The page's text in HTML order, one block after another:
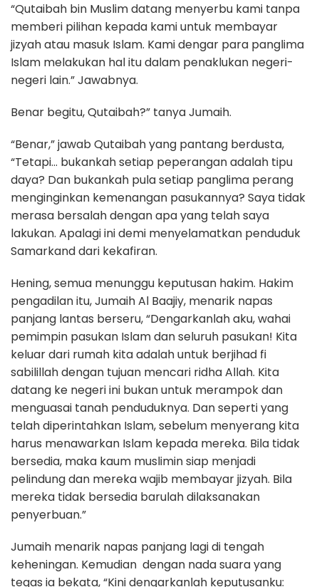
“Qutaibah bin Muslim datang menyerbu kami tanpa
memberi pilihan kepada kami untuk membayar
jizyah atau masuk Islam. Kami dengar para panglima
Islam melakukan hal itu dalam penaklukan negeri-
negeri lain.” Jawabnya.
Benar begitu, Qutaibah?” tanya Jumaih.
“Benar,” jawab Qutaibah yang pantang berdusta,
“Tetapi… bukankah setiap peperangan adalah tipu
daya? Dan bukankah pula setiap panglima perang
menginginkan kemenangan pasukannya? Saya tidak
merasa bersalah dengan apa yang telah saya
lakukan. Apalagi ini demi menyelamatkan penduduk
Samarkand dari kekafiran.
Hening, semua menunggu keputusan hakim. Hakim
pengadilan itu, Jumaih Al Baajiy, menarik napas
panjang lantas berseru, “Dengarkanlah aku, wahai
pemimpin pasukan Islam dan seluruh pasukan! Kita
keluar dari rumah kita adalah untuk berjihad fi
sabilillah dengan tujuan mencari ridha Allah. Kita
datang ke negeri ini bukan untuk merampok dan
menguasai tanah penduduknya. Dan seperti yang
telah diperintahkan Islam, sebelum menyerang kita
harus menawarkan Islam kepada mereka. Bila tidak
bersedia, maka kaum muslimin siap menjadi
pelindung dan mereka wajib membayar jizyah. Bila
mereka tidak bersedia barulah dilaksanakan
penyerbuan.”
Jumaih menarik napas panjang lagi di tengah
keheningan. Kemudian dengan nada suara yang
tegas ia bekata, “Kini dengarkanlah keputusanku: